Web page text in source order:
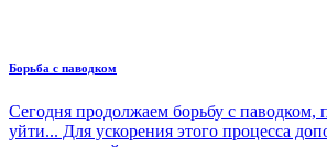
Борьба с паводком
Сегодня продолжаем борьбу с паводком,
уйти... Для ускорения этого процесса